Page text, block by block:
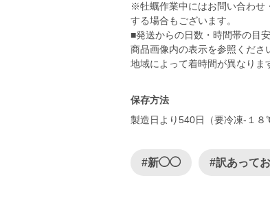
※牡蠣作業中にはお問い合わせ
する場合もございます。
■発送からの日数・時間帯の目
商品画像内の表示を参照くださ
地域によって着時間が異なりま
保存方法
製造日より540日（要冷凍-１８
#新◯◯ #訳あって